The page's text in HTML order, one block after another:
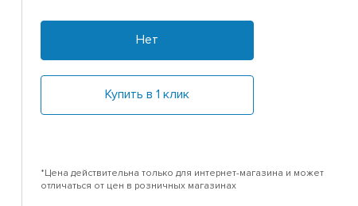
Нет
Купить в 1 клик
*Цена действительна только для интернет-магазина и может
отличаться от цен в розничных магазинах